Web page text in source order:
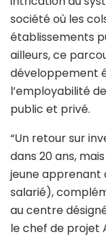
société où les
établissements
ailleurs, ce
développement
l’employabilité
public et privé.
“Un retour sur
dans 20 ans,
jeune apprenant
salarié),
au centre
le chef de projet